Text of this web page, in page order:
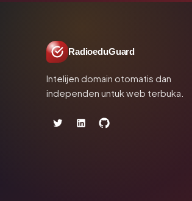
RadioeduGuard
Intelijen domain otomatis dan
independen untuk web terbuka.